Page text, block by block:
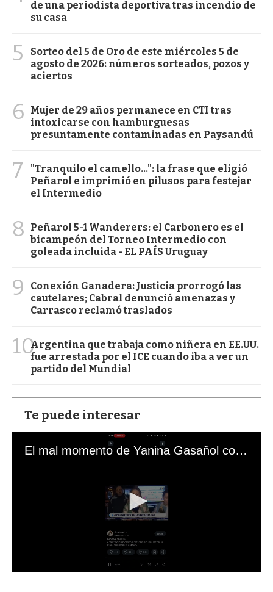
de una periodista deportiva tras incendio de
su casa
5
Sorteo del 5 de Oro de este miércoles 5 de
agosto de 2026: números sorteados, pozos y
aciertos
6
Mujer de 29 años permanece en CTI tras
intoxicarse con hamburguesas
presuntamente contaminadas en Paysandú
7
"Tranquilo el camello...": la frase que eligió
Peñarol e imprimió en pilusos para festejar
el Intermedio
8
Peñarol 5-1 Wanderers: el Carbonero es el
bicampeón del Torneo Intermedio con
goleada incluida - EL PAÍS Uruguay
9
Conexión Ganadera: Justicia prorrogó las
cautelares; Cabral denunció amenazas y
Carrasco reclamó traslados
10Argentina que trabaja como niñera en EE.UU.
fue arrestada por el ICE cuando iba a ver un
partido del Mundial
Te puede interesar
El mal momento de Yanina Gasañol con un hincha argentino en "Subrayado"
s